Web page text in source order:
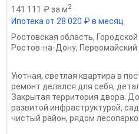
141 111 ₽ за м2
Ипотека от 28 020 ₽ в месяц
Ростовская область,
Ростов-на-Дону, Первомайский
Уютная, светлая квартира в
ремонт делался для себя,
Закрытая территория двора.
развитой инфраструктурой,
чистый район, рядом